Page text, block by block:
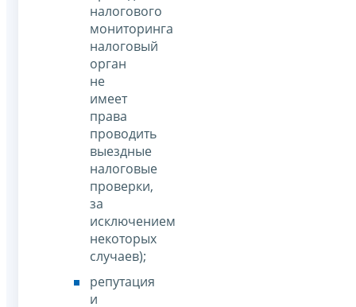
налогового
мониторинга
налоговый
орган
не
имеет
права
проводить
выездные
налоговые
проверки,
за
исключением
некоторых
случаев);
репутация
и